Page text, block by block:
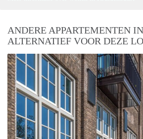
ANDERE APPARTEMENTEN IN
ALTERNATIEF VOOR DEZE